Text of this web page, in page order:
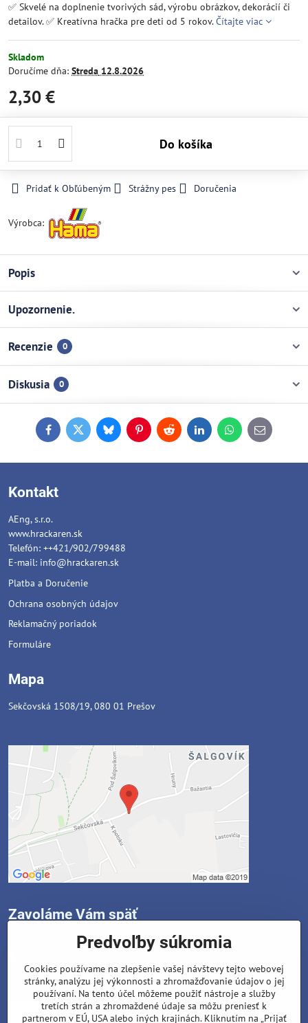
✅ Skvelé na doplnenie tvorivých sád, výrobu obrázkov, dekorácií či
detailov. ✅ Kreatívna hračka pre deti od 5 rokov.Čítajte viac
Skladom
Doručíme dňa: Streda 12.8.2026
2,30 €
Do košíka
Pridať k Obľúbeným Strážny pes Doručenia
Výrobca:
Popis
Upozornenie.
Recenzie 0
Diskusia 0
FacebookTwitterBlueskyPinterestReddit LinkedInWhatsApp
E-
mail
Kontakt
AEng, s.r.o.
www.hrackaren.sk
Telefón: ++421/902/799488
E-mail: info@hrackaren.sk
Platba a Doručenie
Ochrana osobných údajov
Reklamačný poriadok
Formuláre
Mapa
Sekčovská 1508/19, 080 01 Prešov
Zavoláme Vám späť
Váš telefón*
Predvoľby súkromia
Cookies používame na zlepšenie vašej návštevy tejto webovej
stránky, analýzu jej výkonnosti a zhromažďovanie údajov o jej
používaní. Na tento účel môžeme použiť nástroje a služby
tretích strán a zhromaždené údaje sa môžu preniesť k
partnerom v EÚ, USA alebo iných krajinách. Kliknutím na „Prijať